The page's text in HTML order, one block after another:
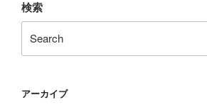
検索
アーカイブ